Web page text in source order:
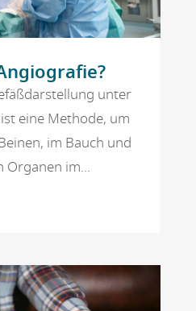
unter
eine Methode, um
im Bauch und
im...